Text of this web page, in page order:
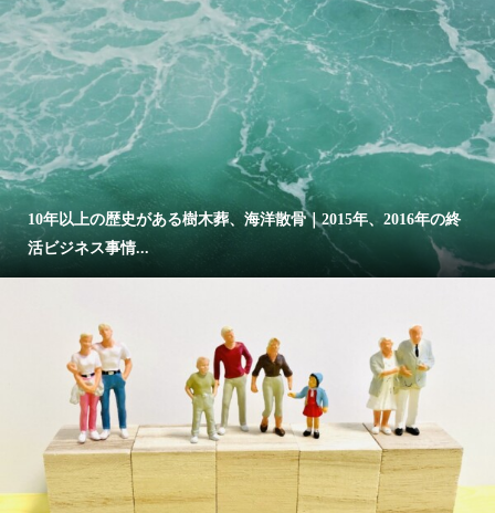
10年以上の歴史がある樹木葬、海洋散骨｜2015年、2016年の終
活ビジネス事情...